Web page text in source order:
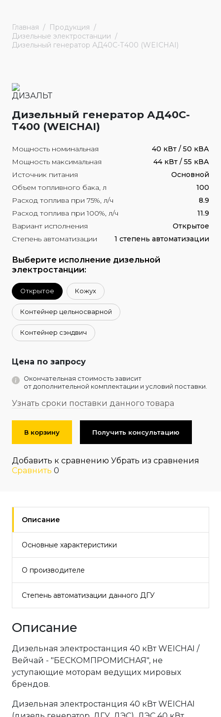
Главная
Продукция
Дизельные электростанции
Дизельный генератор АД40С-Т400 (WEICHAI)
Дизельный генератор АД40С-
Т400 (WEICHAI)
Мощность номинальная
40 кВт / 50 кВА
Мощность максимальная
44 кВт / 55 кВА
Источник питания
Основной
Объем топливного бака, л
100
Расход топлива при 75%, л/ч
8.9
Расход топлива при 100%, л/ч
11.9
Вариант исполнения
Открытое
Степень автоматизации
1 степень автоматизации
Выберите исполнение дизельной
электростанции:
Открытое Кожух
Контейнер цельносварной
Контейнер сэндвич
Цена по запросу
Окончательная стоимость зависит
от дополнительной комплектации и условий поставки.
Узнать сроки поставки данного товара
В корзину Получить консультацию
Добавить к сравнению Убрать из сравнения
Сравнить 0
Описание
Основные характеристики
О производителе
Степень автоматизации данного ДГУ
Описание
Дизельная электростанция 40 кВт WEICHAI /
Вейчай - "БЕСКОМПРОМИСНАЯ", не
уступающие моторам ведущих мировых
брендов.
Дизельная электростанция 40 кВт WEICHAI